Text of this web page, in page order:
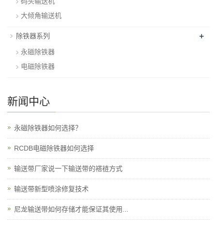
大倾角输送机
除铁器系列 +
永磁除铁器
电磁除铁器
新闻中心
永磁除铁器如何选择？
RCDB电磁除铁器如何选择
输送带厂家说一下输送带的褡裢方式
输送带新型喷涂修复技术
尼龙输送带如何存储才能保证其使用...